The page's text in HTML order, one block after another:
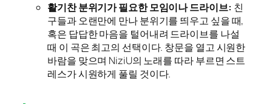
활기찬 분위기가 필요한 모임이나 드라이브: 친
구들과 오랜만에 만나 분위기를 띄우고 싶을 때,
혹은 답답한 마음을 털어내려 드라이브를 나설
때 이 곡은 최고의 선택이다. 창문을 열고 시원한
바람을 맞으며 NiziU의 노래를 따라 부르면 스트
레스가 시원하게 풀릴 것이다.